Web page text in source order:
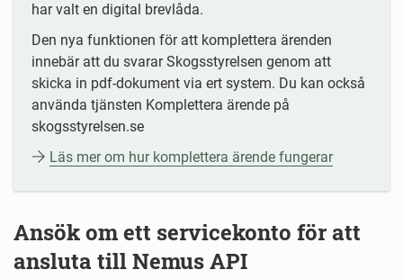
har valt en digital brevlåda.
Den nya funktionen för att komplettera ärenden
innebär att du svarar Skogsstyrelsen genom att
skicka in pdf-dokument via ert system. Du kan också
använda tjänsten Komplettera ärende på
skogsstyrelsen.se
Läs mer om hur komplettera ärende fungerar
Ansök om ett servicekonto för att
ansluta till Nemus API